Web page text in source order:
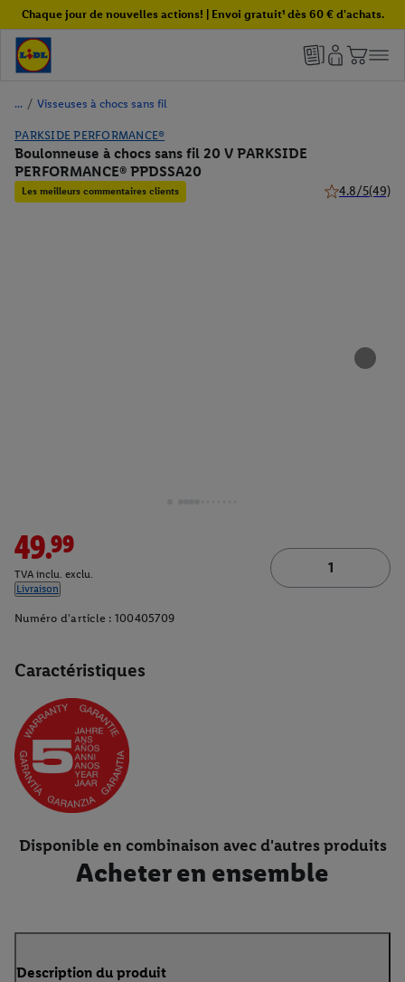
Chaque jour de nouvelles actions! | Envoi gratuit¹ dès 60 € d'achats.
/ Visseuses à chocs sans fil
PARKSIDE PERFORMANCE®
Boulonneuse à chocs sans fil 20 V PARKSIDE
PERFORMANCE® PPDSSA20
Les meilleurs commentaires clients 4.8/5(49)
Caractéristiques
49.99
TVA inclu. exclu.
Livraison
Numéro d'article : 100405709
Disponible en combinaison avec d'autres produits
Acheter en ensemble
Description du produit